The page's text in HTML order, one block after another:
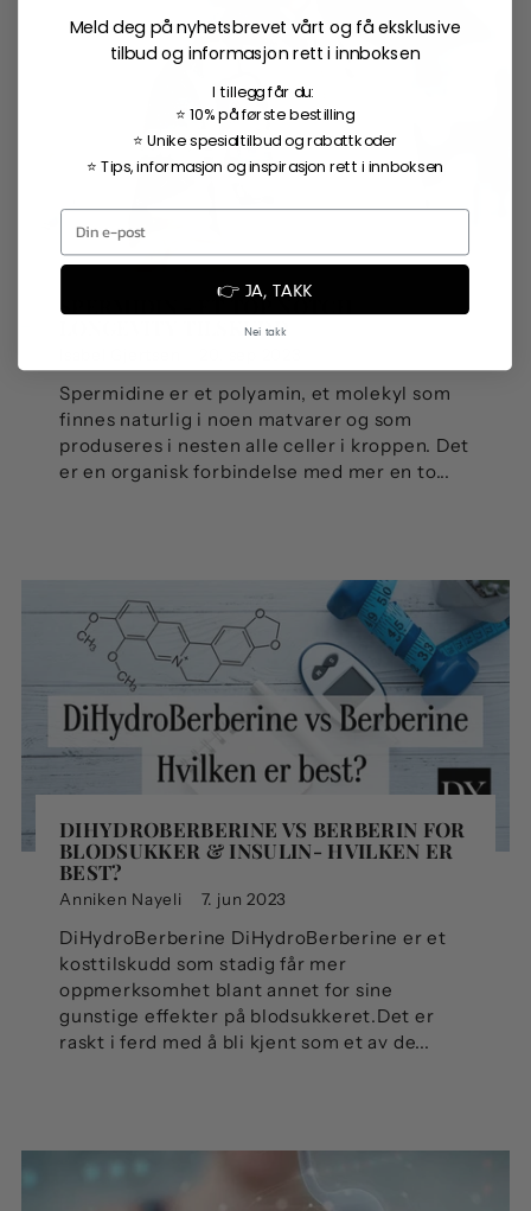
SPERMIDIN - ET TOP NOTCH
LONGEVITY TILSKUDD
Spermidine er et polyamin, et molekyl som
finnes naturlig i noen matvarer og som
produseres i nesten alle celler i kroppen. Det
er en organisk forbindelse med mer en to...
DIHYDROBERBERINE VS BERBERIN FOR
BLODSUKKER & INSULIN- HVILKEN ER
BEST?
Anniken Nayeli 7. jun 2023
DiHydroBerberine DiHydroBerberine er et
kosttilskudd som stadig får mer
oppmerksomhet blant annet for sine
gunstige effekter på blodsukkeret.Det er
raskt i ferd med å bli kjent som et av de...
Meld deg på nyhetsbrevet vårt og få eksklusive
tilbud og informasjon rett i innboksen
I tillegg får du:
⭐ 10% på første bestilling
⭐ Unike spesialtilbud og rabattkoder
⭐ Tips, informasjon og inspirasjon rett i innboksen
👉 JA, TAKK
Nei takk